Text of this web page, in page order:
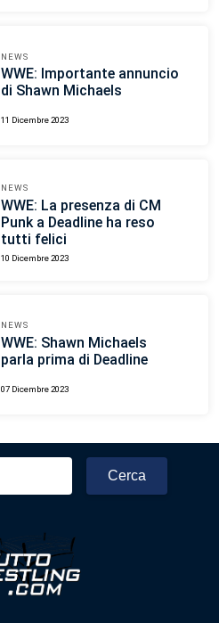
NEWS
WWE: Importante annuncio
di Shawn Michaels
11 Dicembre 2023
NEWS
WWE: La presenza di CM
Punk a Deadline ha reso
tutti felici
10 Dicembre 2023
NEWS
WWE: Shawn Michaels
parla prima di Deadline
07 Dicembre 2023